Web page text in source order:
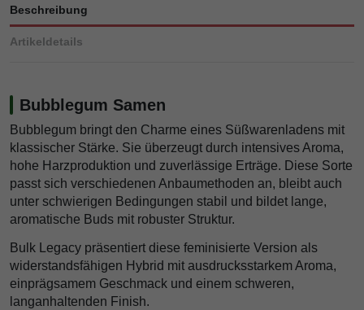
Beschreibung
Artikeldetails
Bubblegum Samen
Bubblegum bringt den Charme eines Süßwarenladens mit
klassischer Stärke. Sie überzeugt durch intensives Aroma,
hohe Harzproduktion und zuverlässige Erträge. Diese Sorte
passt sich verschiedenen Anbaumethoden an, bleibt auch
unter schwierigen Bedingungen stabil und bildet lange,
aromatische Buds mit robuster Struktur.
Bulk Legacy präsentiert diese feminisierte Version als
widerstandsfähigen Hybrid mit ausdrucksstarkem Aroma,
einprägsamem Geschmack und einem schweren,
langanhaltenden Finish.